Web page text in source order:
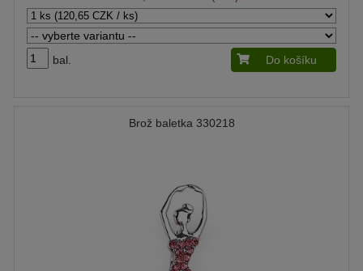
bal. Do košíku
Brož baletka 330218